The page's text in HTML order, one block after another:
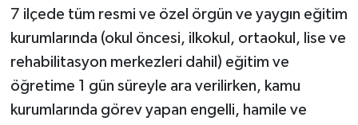
7 ilçede tüm resmi ve özel örgün ve yaygın eğitim
kurumlarında (okul öncesi, ilkokul, ortaokul, lise ve
rehabilitasyon merkezleri dahil) eğitim ve
öğretime 1 gün süreyle ara verilirken, kamu
kurumlarında görev yapan engelli, hamile ve
Yaşam